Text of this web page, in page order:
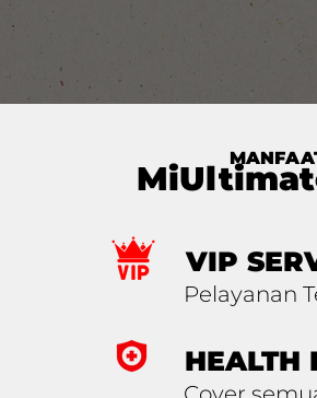
HEALTH
Pelayanan
VIP